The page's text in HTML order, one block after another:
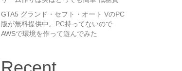
GTA5 グランド・セフト・オート VのPC
版が無料提供中。PC持ってないので
AWSで環境を作って遊んでみた